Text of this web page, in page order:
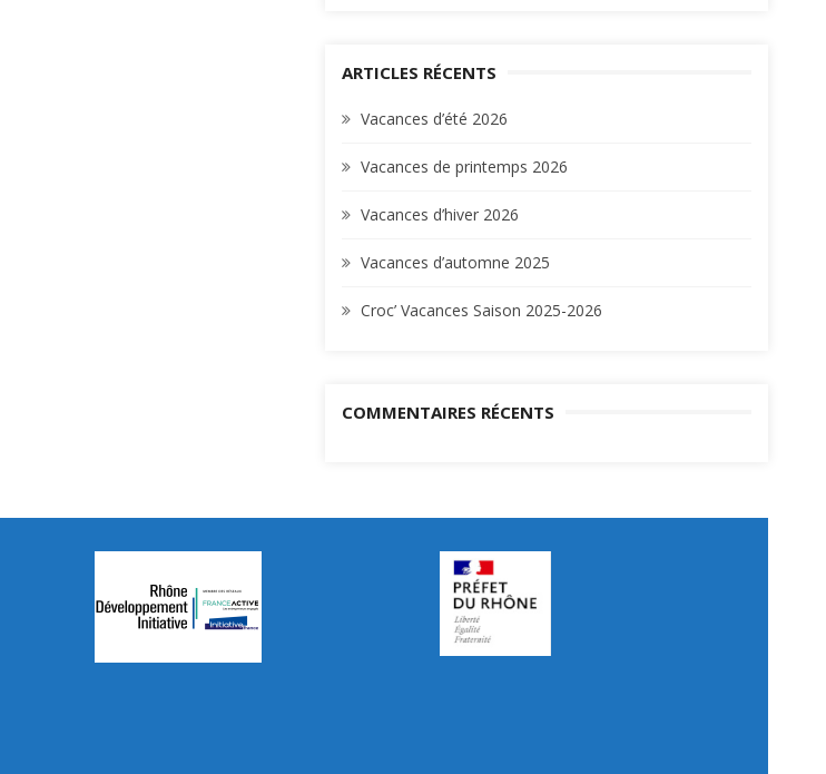
ARTICLES RÉCENTS
Vacances d’été 2026
Vacances de printemps 2026
Vacances d’hiver 2026
Vacances d’automne 2025
Croc’ Vacances Saison 2025-2026
COMMENTAIRES RÉCENTS